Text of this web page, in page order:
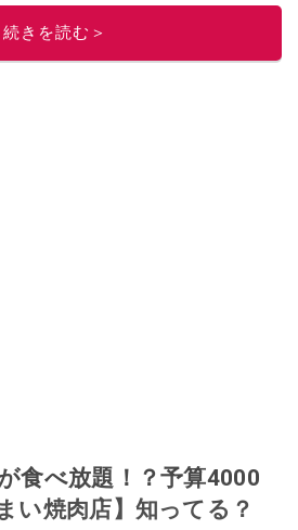
続きを読む＞
食べ放題！？予算4000
い焼肉店】知ってる？